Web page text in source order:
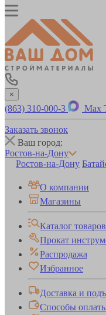
×
(863) 310-000-3 Max
Заказать звонок
Ваш город:
Ростов-на-Дону
Ростов-на-Дону
О компании
Магазины
Каталог товаров
Прокат
Распродажа
Избранное
Доставка и
Способы